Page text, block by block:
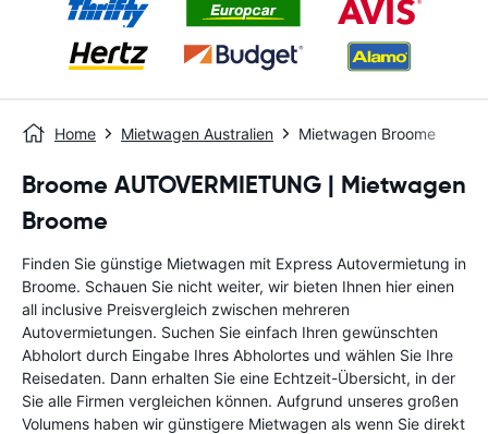
Home Mietwagen Australien Mietwagen Broome
Broome AUTOVERMIETUNG | Mietwagen
Broome
Finden Sie günstige Mietwagen mit Express Autovermietung in
Broome. Schauen Sie nicht weiter, wir bieten Ihnen hier einen
all inclusive Preisvergleich zwischen mehreren
Autovermietungen. Suchen Sie einfach Ihren gewünschten
Abholort durch Eingabe Ihres Abholortes und wählen Sie Ihre
Reisedaten. Dann erhalten Sie eine Echtzeit-Übersicht, in der
Sie alle Firmen vergleichen können. Aufgrund unseres großen
Volumens haben wir günstigere Mietwagen als wenn Sie direkt